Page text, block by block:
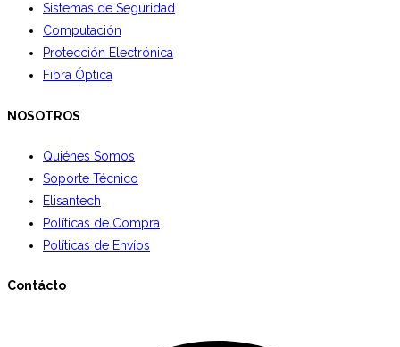
Sistemas de Seguridad
Computación
Protección Electrónica
Fibra Óptica
NOSOTROS
Quiénes Somos
Soporte Técnico
Elisantech
Políticas de Compra
Políticas de Envíos
Contácto